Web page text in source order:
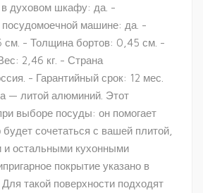
духовом шкафу: да. -
посудомоечной машине: да. -
см. - Толщина бортов: 0,45 см. -
2,46 кг. - Страна
- Гарантийный срок: 12 мес.
— литой алюминий. Этот
выборе посуды: он помогает
будет сочетаться с вашей плитой,
и остальными кухонными
покрытие указано в
Для такой поверхности подходят